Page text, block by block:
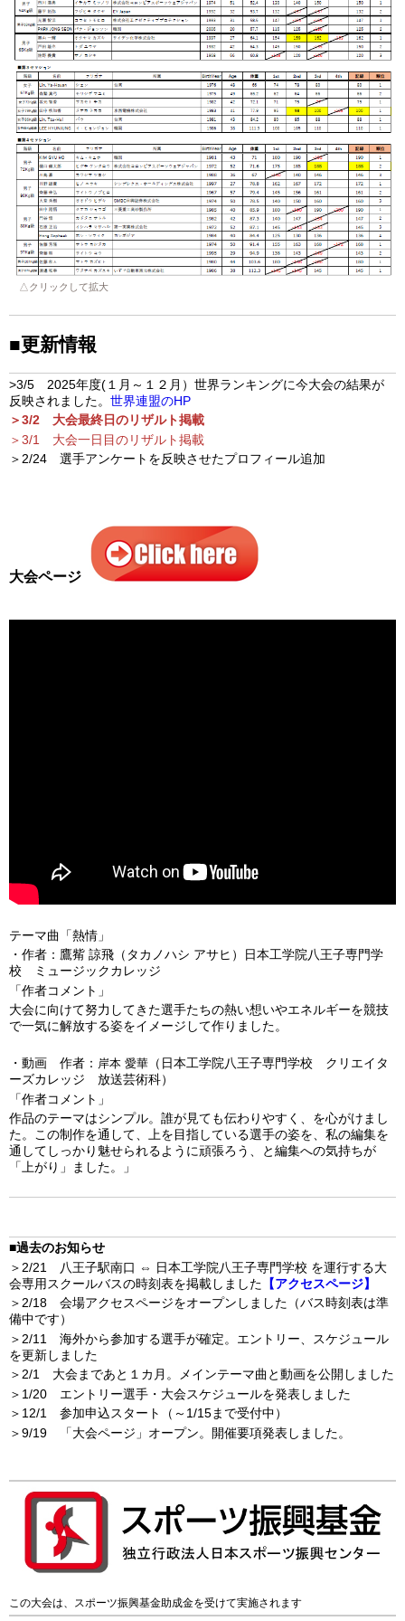
△クリックして拡大
■更新情報
>3/5 2025年度(１月～１２月）世界ランキングに今大会の結果が
反映されました。 世界連盟のHP
＞3/2 大会最終日のリザルト掲載
＞3/1 大会一日目のリザルト掲載
＞2/24 選手アンケートを反映させたプロフィール追加
大会ページ
テーマ曲「熱情」
・作者：鷹觜 諒飛（タカノハシ アサヒ）日本工学院八王子専門学
校 ミュージックカレッジ
「作者コメント」
大会に向けて努力してきた選手たちの熱い想いやエネルギーを競技
で一気に解放する姿をイメージして作りました。
・動画 作者： 岸本 愛華 （日本工学院八王子専門学校 クリエイタ
ーズカレッジ 放送芸術科）
「作者コメント」
作品のテーマはシンプル。誰が見ても伝わりやすく、を心がけまし
た。この制作を通して、上を目指している選手の姿を、私の編集を
通してしっかり魅せられるように頑張ろう、と編集への気持ちが
「上がり」ました。」
■過去のお知らせ
＞2/21 八王子駅南口 ⇔ 日本工学院八王子専門学校 を運行する大
会専用スクールバスの時刻表を掲載しました 【アクセスページ】
＞2/18 会場アクセスページをオープンしました（バス時刻表は準
備中です）
＞2/11 海外から参加する選手が確定。エントリー、スケジュール
を更新しました
＞2/1 大会まであと１カ月。メインテーマ曲と動画を公開しました
＞1/20 エントリー選手・大会スケジュールを発表しました
＞12/1 参加申込スタート（～1/15まで受付中）
＞9/19 「大会ページ」オープン。開催要項発表しました。
この大会は、スポーツ振興基金助成金を受けて実施されます